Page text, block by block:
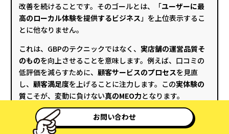
改善を続けることです。そのゴールとは、「ユーザーに最
高のローカル体験を提供するビジネス 」を上位表示するこ
とに他なりません。
これは、GBPのテクニックではなく、 実店舗の運営品質そ
のものを向上させることを意味します。例えば、口コミの
低評価を減らすために、 顧客サービスのプロセスを見直
し、 顧客満足度を上げることに注力します。この実体験の
質こそが、変動に負けない真のMEO力となります。
10. 投稿機能を使っていない、ま
お問い合わせ